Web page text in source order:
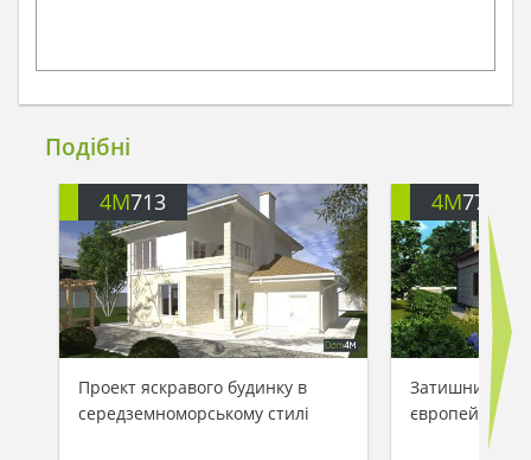
Подібні
4M713
Проект яскравого будинку в
середземноморському стилі
4M777
Затишний